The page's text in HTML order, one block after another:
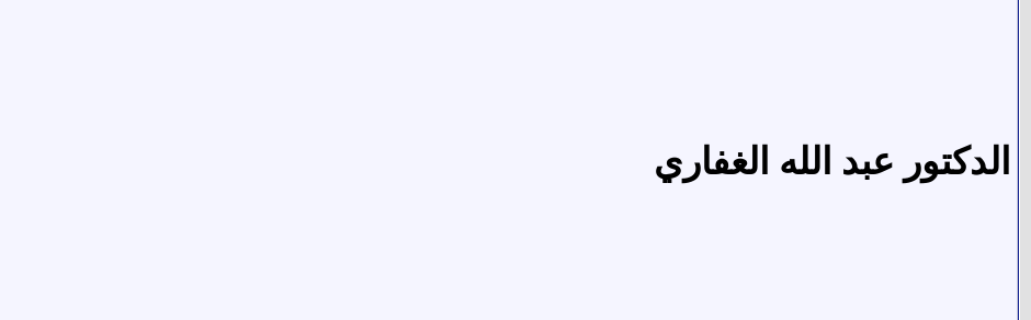
الدكتور عبد الله الغفاري